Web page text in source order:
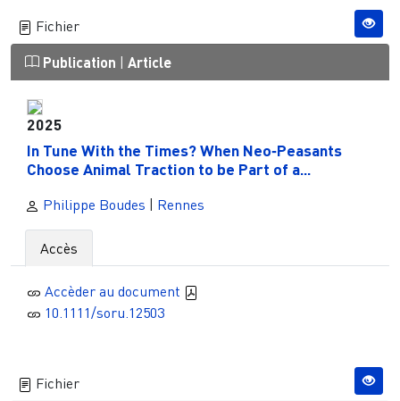
Fichier
Publication | Article
2025
In Tune With the Times? When Neo‐Peasants
Choose Animal Traction to be Part of a...
Philippe Boudes Rennes
Accès
Accèder au document
10.1111/soru.12503
Fichier